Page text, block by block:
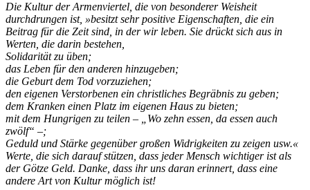
Die Kultur der Armenviertel, die von besonderer Weisheit
durchdrungen ist, »besitzt sehr positive Eigenschaften, die ein
Beitrag für die Zeit sind, in der wir leben. Sie drückt sich aus in
Werten, die darin bestehen,
Solidarität zu üben;
das Leben für den anderen hinzugeben;
die Geburt dem Tod vorzuziehen;
den eigenen Verstorbenen ein christliches Begräbnis zu geben;
dem Kranken einen Platz im eigenen Haus zu bieten;
mit dem Hungrigen zu teilen – „Wo zehn essen, da essen auch
zwölf“ –;
Geduld und Stärke gegenüber großen Widrigkeiten zu zeigen usw.«
Werte, die sich darauf stützen, dass jeder Mensch wichtiger ist als
der Götze Geld. Danke, dass ihr uns daran erinnert, dass eine
andere Art von Kultur möglich ist!